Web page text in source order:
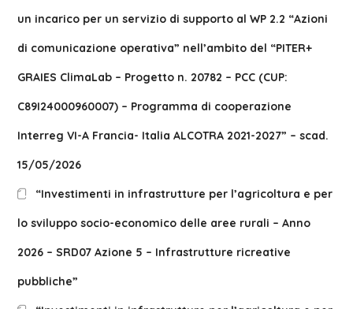
un incarico per un servizio di supporto al WP 2.2 “Azioni
di comunicazione operativa” nell’ambito del “PITER+
GRAIES ClimaLab – Progetto n. 20782 – PCC (CUP:
C89I24000960007) – Programma di cooperazione
Interreg VI-A Francia- Italia ALCOTRA 2021-2027” – scad.
15/05/2026
“Investimenti in infrastrutture per l’agricoltura e per
lo sviluppo socio-economico delle aree rurali – Anno
2026 – SRD07 Azione 5 – Infrastrutture ricreative
pubbliche”